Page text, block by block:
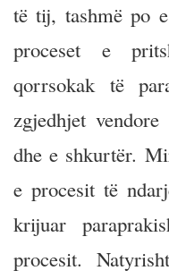
të tij, tashmë po
proceset e
qorrsokak të
zgjedhjet
dhe e shkurtër.
e procesit të
krijuar
procesit.